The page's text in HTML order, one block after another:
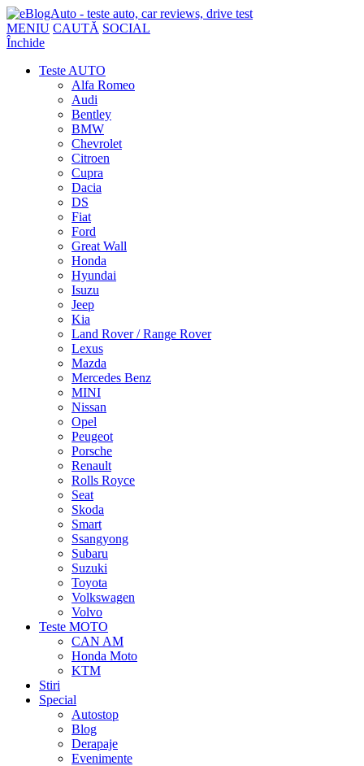
MENIU CAUTĂ SOCIAL
Închide
Teste AUTO
Alfa Romeo
Audi
Bentley
BMW
Chevrolet
Citroen
Cupra
Dacia
DS
Fiat
Ford
Great Wall
Honda
Hyundai
Isuzu
Jeep
Kia
Land Rover / Range Rover
Lexus
Mazda
Mercedes Benz
MINI
Nissan
Opel
Peugeot
Porsche
Renault
Rolls Royce
Seat
Skoda
Smart
Ssangyong
Subaru
Suzuki
Toyota
Volkswagen
Volvo
Teste MOTO
CAN AM
Honda Moto
KTM
Stiri
Special
Autostop
Blog
Derapaje
Evenimente